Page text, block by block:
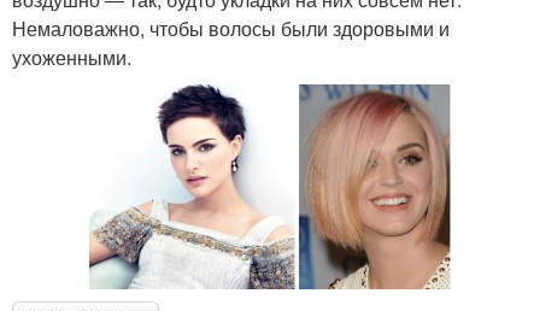
Немаловажно, чтобы волосы были здоровыми и
ухоженными.